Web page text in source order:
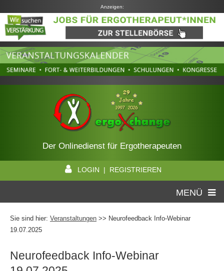
Anzeigen:
Der Onlinedienst für Ergotherapeuten
LOGIN | REGISTRIEREN
MENÜ
Sie sind hier: Veranstaltungen >> Neurofeedback Info-Webinar
19.07.2025
Neurofeedback Info-Webinar